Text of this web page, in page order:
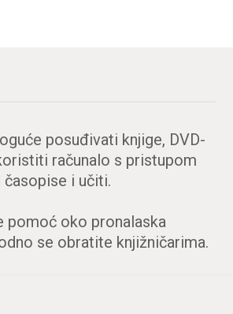
posuđivati knjige, DVD-
računalo s pristupom
i učiti.
pomoć oko pronalaska
se obratite knjižničarima.